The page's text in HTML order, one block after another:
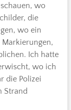
wo
die
wo ein
Ich hatte
wo ich
die Polizei
Strand